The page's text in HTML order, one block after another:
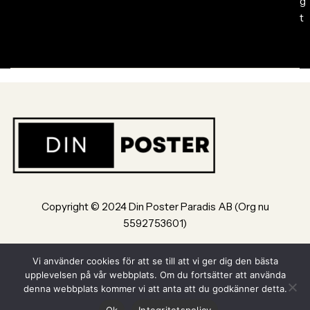
t
Copyright © 2024 Din Poster Paradis AB (Org nu
5592753601)
Powered by Din Poster Paradis AB Jönköping
Vi använder cookies för att se till att vi ger dig den bästa
upplevelsen på vår webbplats. Om du fortsätter att använda
denna webbplats kommer vi att anta att du godkänner detta.